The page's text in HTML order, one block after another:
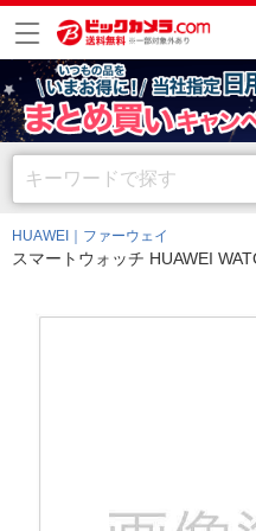
HUAWEI｜ファーウェイ
スマートウォッチ HUAWEI